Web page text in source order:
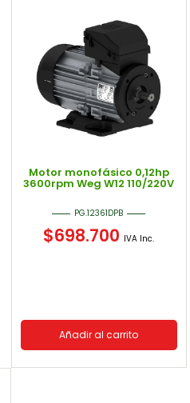
Motor monofásico 0,12hp
3600rpm Weg W12 110/220V
PG.12361DPB
$698.700 IVA Inc.
Añadir al carrito